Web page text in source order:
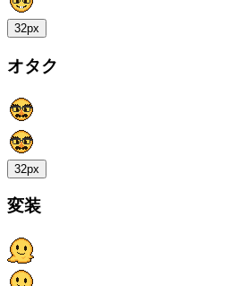
32px
オタク
32px
変装